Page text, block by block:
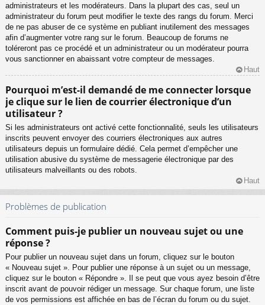
administrateurs et les modérateurs. Dans la plupart des cas, seul un
administrateur du forum peut modifier le texte des rangs du forum. Merci
de ne pas abuser de ce système en publiant inutilement des messages
afin d’augmenter votre rang sur le forum. Beaucoup de forums ne
toléreront pas ce procédé et un administrateur ou un modérateur pourra
vous sanctionner en abaissant votre compteur de messages.
Haut
Pourquoi m’est-il demandé de me connecter lorsque
je clique sur le lien de courrier électronique d’un
utilisateur ?
Si les administrateurs ont activé cette fonctionnalité, seuls les utilisateurs
inscrits peuvent envoyer des courriers électroniques aux autres
utilisateurs depuis un formulaire dédié. Cela permet d’empêcher une
utilisation abusive du système de messagerie électronique par des
utilisateurs malveillants ou des robots.
Haut
Problèmes de publication
Comment puis-je publier un nouveau sujet ou une
réponse ?
Pour publier un nouveau sujet dans un forum, cliquez sur le bouton
« Nouveau sujet ». Pour publier une réponse à un sujet ou un message,
cliquez sur le bouton « Répondre ». Il se peut que vous ayez besoin d’être
inscrit avant de pouvoir rédiger un message. Sur chaque forum, une liste
de vos permissions est affichée en bas de l’écran du forum ou du sujet.